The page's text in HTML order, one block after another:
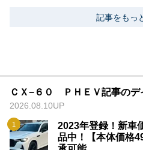
記事をもっ
ＣＸ−６０ ＰＨＥＶ記事のデ
2026.08.10UP
2023年登録！新車
品中！【本体価格